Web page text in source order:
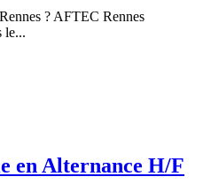
? AFTEC Rennes
le...
en Alternance H/F